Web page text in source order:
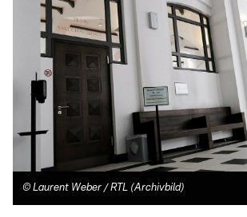
© Laurent Weber / RTL (Archivbild)